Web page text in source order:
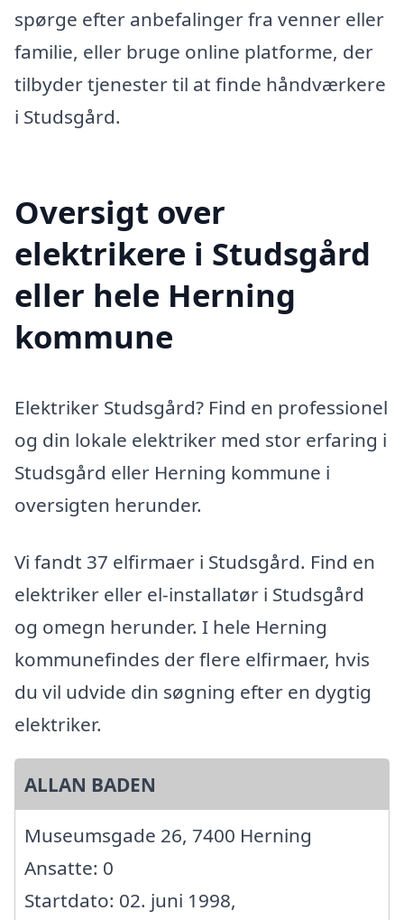
spørge efter anbefalinger fra venner eller
familie, eller bruge online platforme, der
tilbyder tjenester til at finde håndværkere
i Studsgård.
Oversigt over
elektrikere i Studsgård
eller hele Herning
kommune
Elektriker Studsgård? Find en professionel
og din lokale elektriker med stor erfaring i
Studsgård eller Herning kommune i
oversigten herunder.
Vi fandt 37 elfirmaer i Studsgård. Find en
elektriker eller el-installatør i Studsgård
og omegn herunder. I hele Herning
kommunefindes der flere elfirmaer, hvis
du vil udvide din søgning efter en dygtig
elektriker.
ALLAN BADEN
Museumsgade 26, 7400 Herning
Ansatte: 0
Startdato: 02. juni 1998,